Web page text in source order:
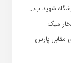
شهید ب...
میک...
مقابل پارس ...